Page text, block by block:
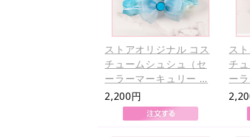
ストアオリジナル コス
チュームシュシュ（セ
ーラーマーキュリー …
2,200円
ス
チ
ー